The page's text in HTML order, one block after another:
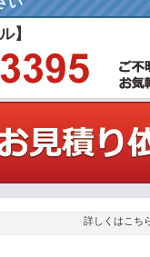
】
詳しくはこち